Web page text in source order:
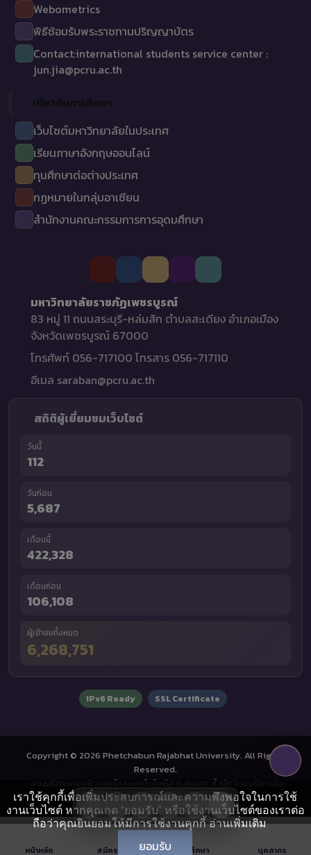
Webometrics
พิธีซ้อมรับพระราชทานปริญญาบัตร
Contact:international students service center :
jun.jia@pcru.ac.th
เกี่ยวกับการศึกษา
เว็บไซต์มหาวิทยาลัยในประเทศ
เรียนภาษาอังกฤษออนไลน์
ทุนศึกษาต่อต่างประเทศ
กฏหมายในกลุ่มอาเซียน
สำนักงานคณะกรรมการการอุดมศึกษา
มหาวิทยาลัยราชภัฏเพชรบูรณ์
83 หมู่ 11 ถนนสระบุรี-หล่มสัก ตำบลสะเดียง อำเภอเมือง
จังหวัดเพชรบูรณ์ 67000
โทรศัพท์ 056-717100 โทรสาร 056-717110
อีเมล saraban@pcru.ac.th
สถิติผู้เยี่ยมชมเว็บไซต์
วันนี้
112
วันก่อน
5,687
เดือนนี้
422,328
เดือนก่อน
106,108
ผู้เข้าชมทั้งหมด
6,268,751
IPv6 Ready SSL Certificate
Copyright © 2026 Phetchabun Rajabhat University. All Rights
Reserved.
งานบริการคอมพิวเตอร์และเทคโนโลยีสารสนเทศ สำนักวิทยบริการและ
เทคโนโลยีสารสนเทศ
หน้าหลัก สมัครเรียน นักศึกษา บุคลากร
เราใช้คุกกี้เพื่อเพิ่มประสบการณ์และความพึงพอใจในการใช้
งานเว็บไซต์ หากคุณกด “ยอมรับ” หรือใช้งานเว็บไซต์ของเราต่อ
ถือว่าคุณยินยอมให้มีการใช้งานคุกกี้อ่านเพิ่มเติม
ยอมรับ